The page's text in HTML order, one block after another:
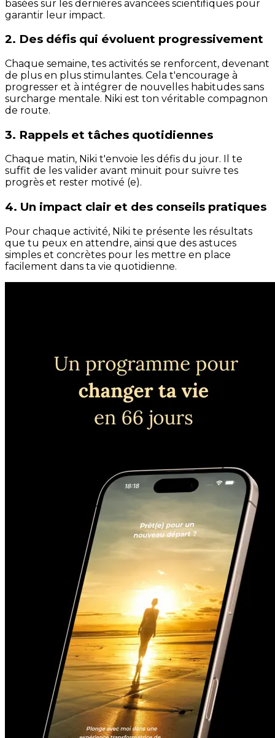
basées sur les dernières avancées scientifiques pour
garantir leur impact.
2. Des défis qui évoluent progressivement
Chaque semaine, tes activités se renforcent, devenant
de plus en plus stimulantes. Cela t'encourage à
progresser et à intégrer de nouvelles habitudes sans
surcharge mentale. Niki est ton véritable compagnon
de route.
3. Rappels et tâches quotidiennes
Chaque matin, Niki t'envoie les défis du jour. Il te
suffit de les valider avant minuit pour suivre tes
progrès et rester motivé (e).
4. Un impact clair et des conseils pratiques
Pour chaque activité, Niki te présente les résultats
que tu peux en attendre, ainsi que des astuces
simples et concrètes pour les mettre en place
facilement dans ta vie quotidienne.